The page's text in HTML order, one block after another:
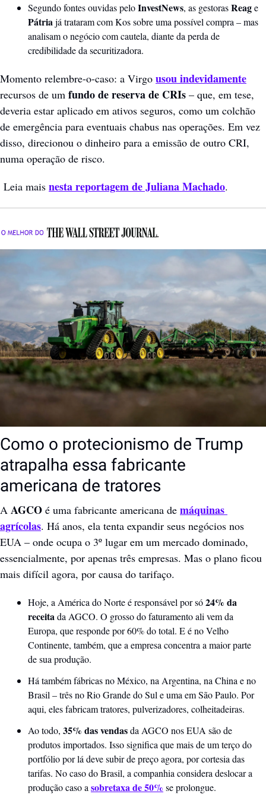
Segundo fontes ouvidas pelo InvestNews, as gestoras Reag
Pátria já trataram com Kos sobre uma possível compra – mas
analisam o negócio com cautela, diante da perda de
credibilidade da securitizadora.
Momento relembre-o-caso: a Virgo usou indevidamente
recursos de um fundo de reserva de CRIs – que, em tese,
deveria estar aplicado em ativos seguros, como um colchão
de emergência para eventuais chabus nas operações. Em vez
disso, direcionou o dinheiro para a emissão de outro CRI,
numa operação de risco.
Leia mais nesta reportagem de Juliana Machado.
Como o protecionismo de Trump
atrapalha essa fabricante
americana de tratores
A AGCO é uma fabricante americana de máquinas
agrícolas. Há anos, ela tenta expandir seus negócios nos
EUA – onde ocupa o 3º lugar em um mercado dominado,
essencialmente, por apenas três empresas. Mas o plano ficou
mais difícil agora, por causa do tarifaço.
Hoje, a América do Norte é responsável por só 24% da
receita da AGCO. O grosso do faturamento ali vem da
Europa, que responde por 60% do total. E é no Velho
Continente, também, que a empresa concentra a maior parte
de sua produção.
Há também fábricas no México, na Argentina, na China e no
Brasil – três no Rio Grande do Sul e uma em São Paulo. Por
aqui, eles fabricam tratores, pulverizadores, colheitadeiras.
Ao todo, 35% das vendas da AGCO nos EUA são de
produtos importados. Isso significa que mais de um terço do
portfólio por lá deve subir de preço agora, por cortesia das
tarifas. No caso do Brasil, a companhia considera deslocar a
produção caso a sobretaxa de 50% se prolongue.